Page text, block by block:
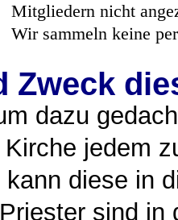
Mitgliedern nicht
Wir sammeln keine
Zweck
dazu
jedem
kann diese in
sind in